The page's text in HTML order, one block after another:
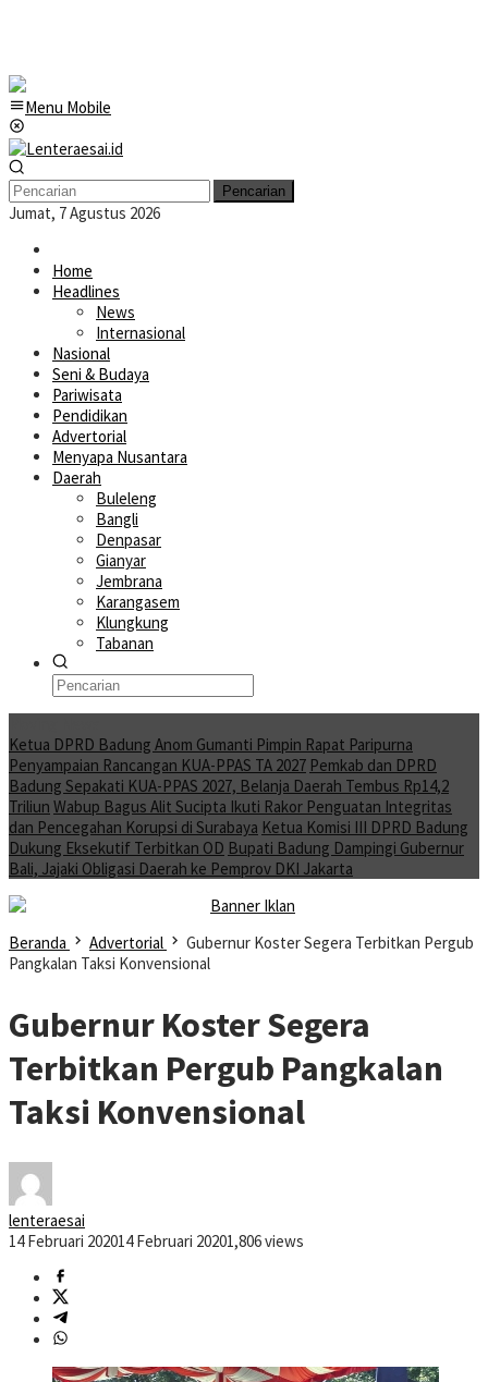
Menu Mobile
Pencarian
Jumat, 7 Agustus 2026
Home
Headlines
News
Internasional
Nasional
Seni & Budaya
Pariwisata
Pendidikan
Advertorial
Menyapa Nusantara
Daerah
Buleleng
Bangli
Denpasar
Gianyar
Jembrana
Karangasem
Klungkung
Tabanan
Ketua DPRD Badung Anom Gumanti Pimpin Rapat Paripurna
Penyampaian Rancangan KUA-PPAS TA 2027 Pemkab dan DPRD
Badung Sepakati KUA-PPAS 2027, Belanja Daerah Tembus Rp14,2
Triliun Wabup Bagus Alit Sucipta Ikuti Rakor Penguatan Integritas
dan Pencegahan Korupsi di Surabaya Ketua Komisi III DPRD Badung
Dukung Eksekutif Terbitkan OD Bupati Badung Dampingi Gubernur
Bali, Jajaki Obligasi Daerah ke Pemprov DKI Jakarta
Beranda Advertorial
Gubernur Koster Segera Terbitkan Pergub
Pangkalan Taksi Konvensional
Gubernur Koster Segera
Terbitkan Pergub Pangkalan
Taksi Konvensional
lenteraesai
14 Februari 202014 Februari 20201,806 views